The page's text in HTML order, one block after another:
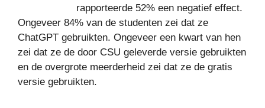
rapporteerde 52% een negatief effect.
Ongeveer 84% van de studenten zei dat ze
ChatGPT gebruikten. Ongeveer een kwart van hen
zei dat ze de door CSU geleverde versie gebruikten
en de overgrote meerderheid zei dat ze de gratis
versie gebruikten.